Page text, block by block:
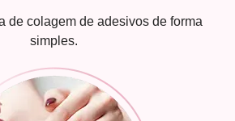
de colagem de adesivos de forma
simples.